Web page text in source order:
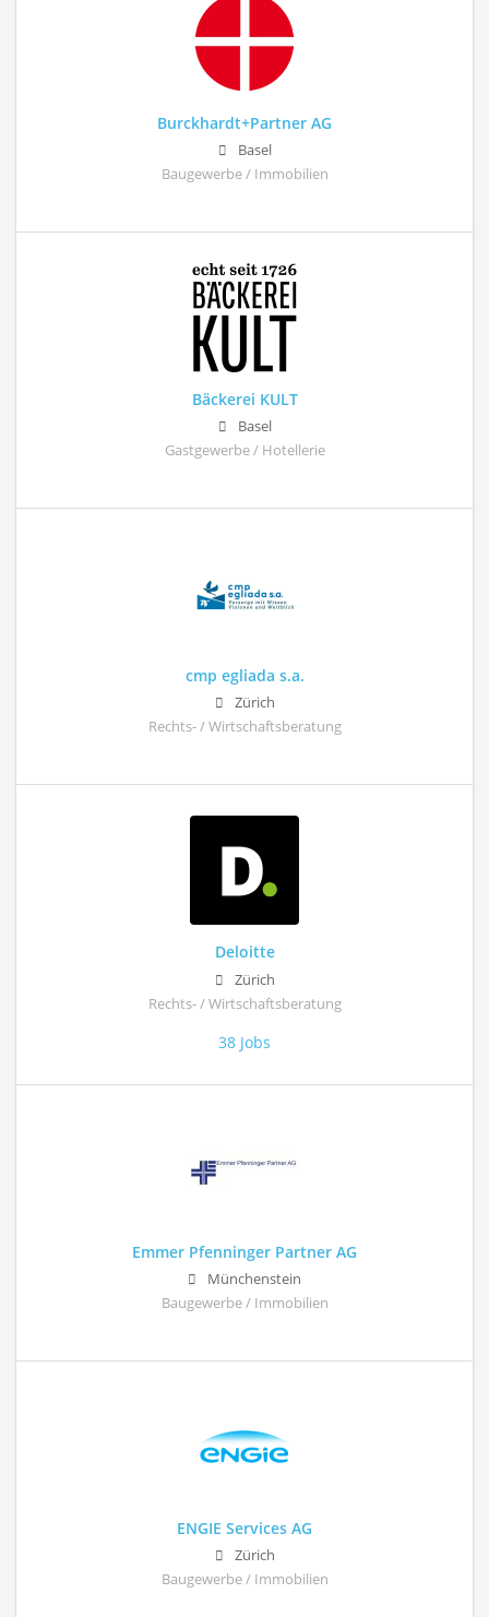
Burckhardt+Partner AG
Basel
Baugewerbe / Immobilien
Bäckerei KULT
Basel
Gastgewerbe / Hotellerie
cmp egliada s.a.
Zürich
Rechts- / Wirtschaftsberatung
Deloitte
Zürich
Rechts- / Wirtschaftsberatung
38 Jobs
Emmer Pfenninger Partner AG
Münchenstein
Baugewerbe / Immobilien
ENGIE Services AG
Zürich
Baugewerbe / Immobilien